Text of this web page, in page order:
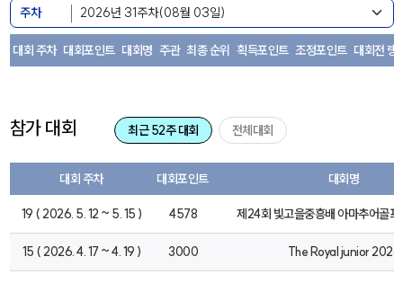
주차
대회 주차 대회포인트 대회명 주관 최종 순위 획득포인트 조정포인트 대회전 랭
참가 대회 최근 52주 대회 전체대회
대회 주차 대회포인트 대회명
19 ( 2026. 5. 12 ~ 5. 15 ) 4578 제24회 빛고을중흥배 아마추어골
15 ( 2026. 4. 17 ~ 4. 19 ) 3000 The Royal junior 2026